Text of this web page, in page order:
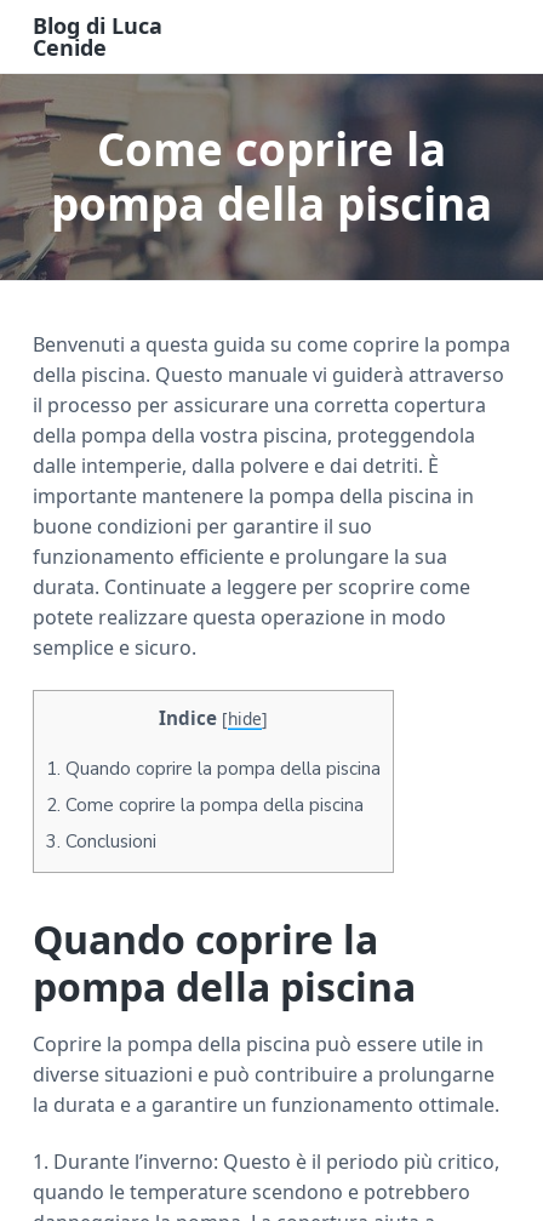
i
p
t
o
a
i
n
i
p
t
o
r
i
m
i
p
t
o
o
o
t
Blog di Luca
Cenide
o
g
d
i
c
a
e
n
i
Come coprire la
pompa della piscina
Benvenuti a questa guida su come coprire la pompa
della piscina. Questo manuale vi guiderà attraverso
il processo per assicurare una corretta copertura
della pompa della vostra piscina, proteggendola
dalle intemperie, dalla polvere e dai detriti. È
importante mantenere la pompa della piscina in
buone condizioni per garantire il suo
funzionamento efficiente e prolungare la sua
durata. Continuate a leggere per scoprire come
potete realizzare questa operazione in modo
semplice e sicuro.
Indice [hide]
1. Quando coprire la pompa della piscina
2. Come coprire la pompa della piscina
3. Conclusioni
Quando coprire la
pompa della piscina
Coprire la pompa della piscina può essere utile in
diverse situazioni e può contribuire a prolungarne
la durata e a garantire un funzionamento ottimale.
1. Durante l’inverno: Questo è il periodo più critico,
quando le temperature scendono e potrebbero